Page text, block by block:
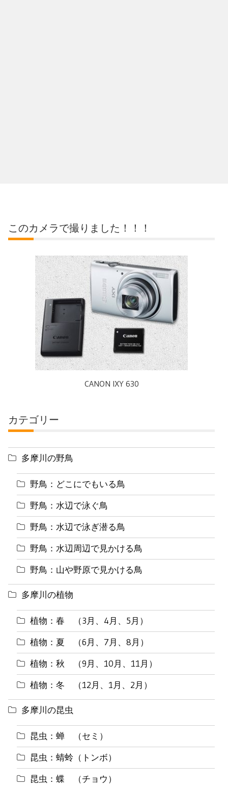
このカメラで撮りました！！！
CANON IXY 630
カテゴリー
多摩川の野鳥
野鳥：どこにでもいる鳥
野鳥：水辺で泳ぐ鳥
野鳥：水辺で泳ぎ潜る鳥
野鳥：水辺周辺で見かける鳥
野鳥：山や野原で見かける鳥
多摩川の植物
植物：春 （3月、4月、5月）
植物：夏 （6月、7月、8月）
植物：秋 （9月、10月、11月）
植物：冬 （12月、1月、2月）
多摩川の昆虫
昆虫：蝉 （セミ）
昆虫：蜻蛉（トンボ）
昆虫：蝶 （チョウ）